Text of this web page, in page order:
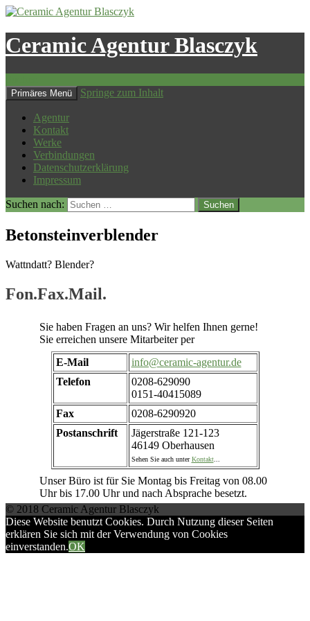
Ceramic Agentur Blasczyk
Primäres Menü Springe zum Inhalt
Agentur
Kontakt
Werke
Verbindungen
Datenschutzerklärung
Impressum
Suchen nach:
Betonsteinverblender
Wattndatt? Blender?
Fon.Fax.Mail.
Sie haben Fragen an uns? Wir helfen Ihnen gerne!
Sie erreichen unsere Mitarbeiter per
E-Mail
info@ceramic-agentur.de
Telefon
0208-629090
0151-40415089
Fax
0208-6290920
Postanschrift
Jägerstraße 121-123
46149 Oberhausen
Sehen Sie auch unterKontakt...
Unser Büro ist für Sie Montag bis Freitag von 08.00
Uhr bis 17.00 Uhr und nach Absprache besetzt.
© 2018 Ceramic Agentur Blasczyk
Diese Website benutzt Cookies. Durch Nutzung dieser Seiten
erklären Sie sich mit der Verwendung von Cookies
einverstanden.OK